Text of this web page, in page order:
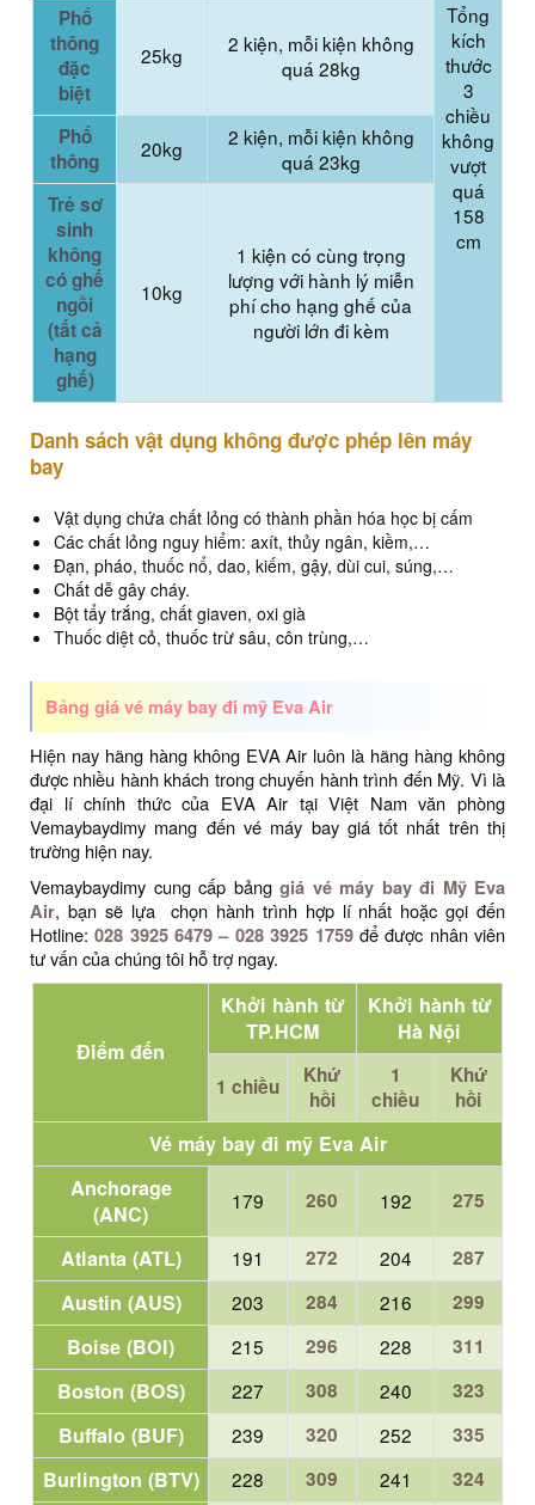
Tổng
kích
thước
3
chiều
không
vượt
quá
158
cm
Phổ
thông
đặc
biệt
25kg
2 kiện, mỗi kiện không
quá 28kg
Phổ
thông
20kg
2 kiện, mỗi kiện không
quá 23kg
Trẻ sơ
sinh
không
có ghế
ngồi
(tất cả
hạng
ghế)
10kg
1 kiện có cùng trọng
lượng với hành lý miễn
phí cho hạng ghế của
người lớn đi kèm
Danh sách vật dụng không được phép lên máy
bay
Vật dụng chứa chất lỏng có thành phần hóa học bị cấm
Các chất lỏng nguy hiểm: axít, thủy ngân, kiềm,…
Đạn, pháo, thuốc nổ, dao, kiếm, gậy, dùi cui, súng,…
Chất dễ gây cháy.
Bột tẩy trắng, chất giaven, oxi già
Thuốc diệt cỏ, thuốc trừ sâu, côn trùng,…
Bảng giá vé máy bay đi mỹ Eva Air
Hiện nay hãng hàng không EVA Air luôn là hãng hàng không
được nhiều hành khách trong chuyến hành trình đến Mỹ. Vì là
đại lí chính thức của EVA Air tại Việt Nam văn phòng
Vemaybaydimy mang đến vé máy bay giá tốt nhất trên thị
trường hiện nay.
Vemaybaydimy cung cấp bảng giá vé máy bay đi Mỹ Eva
Air, bạn sẽ lựa chọn hành trình hợp lí nhất hoặc gọi đến
Hotline:028 3925 6479 – 028 3925 1759để được nhân viên
tư vấn của chúng tôi hỗ trợ ngay.
Điểm đến
Khởi hành từ
TP.HCM
Khởi hành từ
Hà Nội
1 chiều
Khứ
hồi
1
chiều
Khứ
hồi
Vé máy bay đi mỹ Eva Air
Anchorage
(ANC)
179 260 192 275
Atlanta (ATL) 191 272 204 287
Austin (AUS) 203 284 216 299
Boise (BOI) 215 296 228 311
Boston (BOS) 227 308 240 323
Buffalo (BUF) 239 320 252 335
Burlington (BTV) 228 309 241 324